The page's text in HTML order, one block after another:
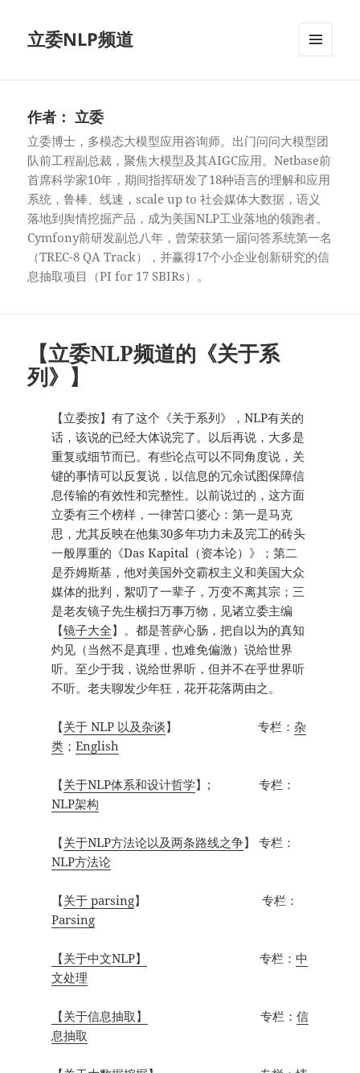
立委NLP频道
作者：立委
立委博士，多模态大模型应用咨询师。出门问问大模型团
队前工程副总裁，聚焦大模型及其AIGC应用。Netbase前
首席科学家10年，期间指挥研发了18种语言的理解和应用
系统，鲁棒、线速，scale up to 社会媒体大数据，语义
落地到舆情挖掘产品，成为美国NLP工业落地的领跑者。
Cymfony前研发副总八年，曾荣获第一届问答系统第一名
（TREC-8 QA Track），并赢得17个小企业创新研究的信
息抽取项目（PI for 17 SBIRs）。
【立委NLP频道的《关于系
列》】
【立委按】有了这个《关于系列》，NLP有关的
话，该说的已经大体说完了。以后再说，大多是
重复或细节而已。有些论点可以不同角度说，关
键的事情可以反复说，以信息的冗余试图保障信
息传输的有效性和完整性。以前说过的，这方面
立委有三个榜样，一律苦口婆心：第一是马克
思，尤其反映在他集30多年功力未及完工的砖头
一般厚重的《Das Kapital（资本论）》；第二
是乔姆斯基，他对美国外交霸权主义和美国大众
媒体的批判，絮叨了一辈子，万变不离其宗；三
是老友镜子先生横扫万事万物，见诸立委主编
【镜子大全】。都是菩萨心肠，把自以为的真知
灼见（当然不是真理，也难免偏激）说给世界
听。至少于我，说给世界听，但并不在乎世界听
不听。老夫聊发少年狂，花开花落两由之。
【关于 NLP 以及杂谈】 专栏： 杂
类； English
【关于NLP体系和设计哲学】; 专栏：
NLP架构
【关于NLP方法论以及两条路线之争】 专栏：
NLP方法论
【关于 parsing】 专栏：
Parsing
【关于中文NLP】 专栏： 中
文处理
【关于信息抽取】 专栏： 信
息抽取